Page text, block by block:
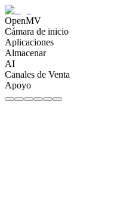
OpenMV
Cámara de inicio
Aplicaciones
Almacenar
AI
Canales de Venta
Apoyo